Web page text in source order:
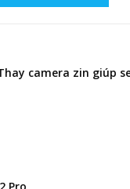
camera zin giúp